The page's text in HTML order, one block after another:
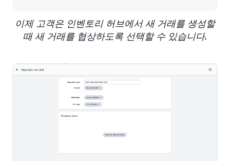
이제 고객은 인벤토리 허브에서 새 거래를 생성할
때 새 거래를 협상하도록 선택할 수 있습니다.